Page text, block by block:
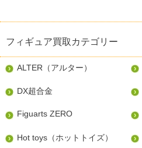
フィギュア買取カテゴリー
ALTER（アルター）
DX超合金
Figuarts ZERO
Hot toys（ホットトイズ）